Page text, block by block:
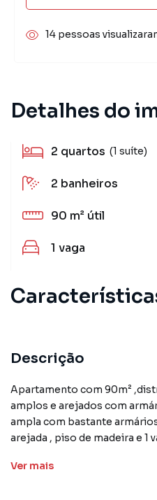
Detalhes do
2 quartos (1 suíte)
2 banheiros
90 m² útil
1 vaga
Descrição
Apartamento com 90m² ,distribuído
amplos e arejados com armário , 2 banheiros, cozinha
ampla com bastante armários ,área de serviço ampla e
arejada , piso de madeira e 1
encanado e churrasqueira, ideal para quem busca conforto
Ver mais
14 pessoas